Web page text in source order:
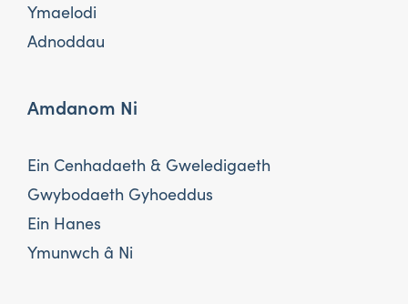
Ymaelodi
Adnoddau
Amdanom Ni
Ein Cenhadaeth & Gweledigaeth
Gwybodaeth Gyhoeddus
Ein Hanes
Ymunwch â Ni